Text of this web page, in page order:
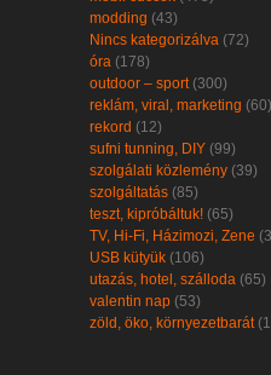
modding (43)
Nincs kategorizálva (72)
óra (178)
outdoor – sport (300)
reklám, viral, marketing (60)
rekord (12)
sufni tunning, DIY (99)
szolgálati közlemény (39)
szolgáltatás (85)
teszt, kipróbáltuk! (65)
TV, Hi-Fi, Házimozi, Zene
USB kütyük (106)
utazás, hotel, szálloda (65)
valentin nap (53)
zöld, öko, környezetbarát